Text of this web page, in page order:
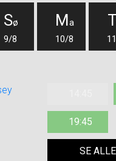
Sø
9/8
Ma
10/8
19:45
SE